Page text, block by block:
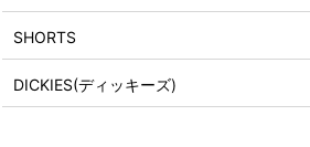
SHORTS
DICKIES(ディッキーズ)